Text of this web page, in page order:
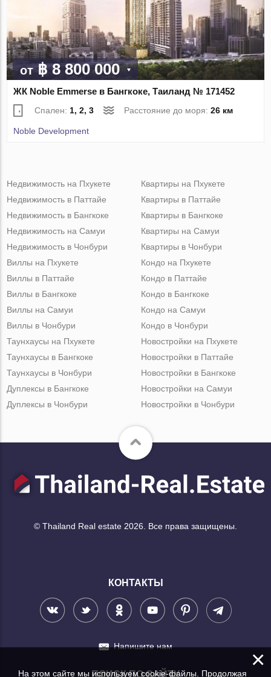
от฿ 8 800 000
ЖК Noble Emmerse в Бангкоке, Таиланд № 171452
Спален: 1, 2, 3 Расстояние до моря:26 км
Noble Development
Недвижимость на Пхукете
Недвижимость в Паттайе
Недвижимость в Бангкоке
Недвижимость на Самуи
Недвижимость в Чонбури
Квартиры на Пхукете
Квартиры в Паттайе
Квартиры в Бангкоке
Квартиры на Самуи
Квартиры в Чонбури
Виллы на Пхукете
Виллы в Паттайе
Виллы в Бангкоке
Виллы на Самуи
Виллы в Чонбури
Кондо на Пхукете
Кондо в Паттайе
Кондо в Бангкоке
Кондо на Самуи
Кондо в Чонбури
Таунхаусы на Пхукете
Таунхаусы в Бангкоке
Таунхаусы в Чонбури
Дуплексы в Бангкоке
Дуплексы в Чонбури
Новостройки на Пхукете
Новостройки в Паттайе
Новостройки в Бангкоке
Новостройки на Самуи
Новостройки в Чонбури
© Thailand Real estate 2026. Все права защищены.
КОНТАКТЫ
Напишите нам
ПОИСК ПО САЙТУ
×
На этом сайте мы используем cookie-файлы. Продолжая